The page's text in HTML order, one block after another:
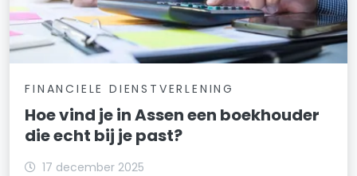
FINANCIELE DIENSTVERLENING
Hoe vind je in Assen een boekhouder
die echt bij je past?
17 december 2025